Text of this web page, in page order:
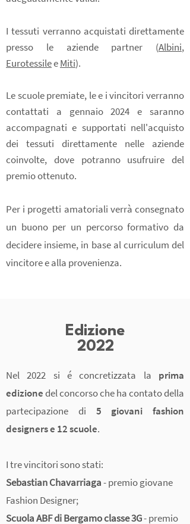
I tessuti verranno acquistati direttamente
presso le aziende partner (Albini,
EurotessileeMiti).
Le scuole premiate, le e i vincitori verranno
contattati a gennaio 2024 e saranno
accompagnati e supportati nell'acquisto
dei tessuti direttamente nelle aziende
coinvolte, dove potranno usufruire del
premio ottenuto.
Per i progetti amatoriali verrà consegnato
un buono per un percorso formativo da
decidere insieme, in base al curriculum del
vincitore e alla provenienza.
Edizione
2022
Nel 2022 si é concretizzata la prima
edizionedel concorso che ha contato della
partecipazione di 5 giovani fashion
designers e 12 scuole.
I tre vincitori sono stati:
Sebastian Chavarriaga- premio giovane
Fashion Designer;
Scuola ABF di Bergamo classe 3G- premio